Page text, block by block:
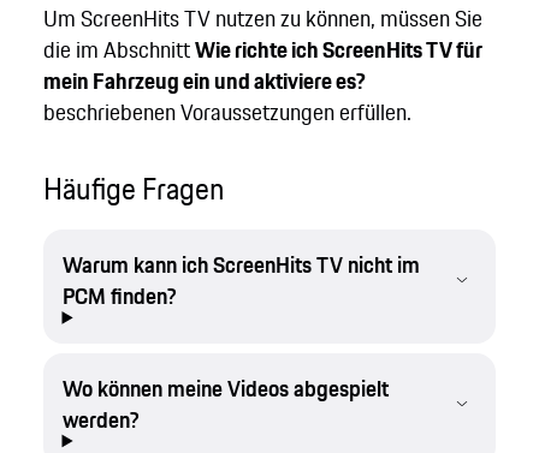
Um ScreenHits TV nutzen zu können, müssen Sie
die im AbschnittWie richte ich ScreenHits TV für
mein Fahrzeug ein und aktiviere es?
beschriebenen Voraussetzungen erfüllen.
Häufige Fragen
Warum kann ich ScreenHits TV nicht im
PCM finden?
Wo können meine Videos abgespielt
werden?